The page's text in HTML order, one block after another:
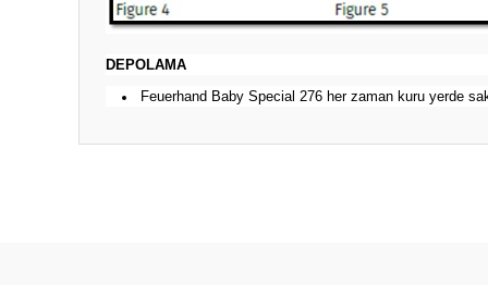
DEPOLAMA
Feuerhand Baby Special 276 her zaman kuru yerde